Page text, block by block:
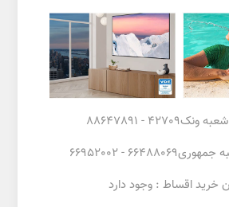
شعبه ونک42709 -
88647891
جمهوری66488069 -
66952002
خرید اقساط : وجود دارد